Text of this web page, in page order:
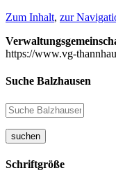
Zum Inhalt, zur
https://www.vg-
Suche Balzhausen
suchen
Schriftgröße